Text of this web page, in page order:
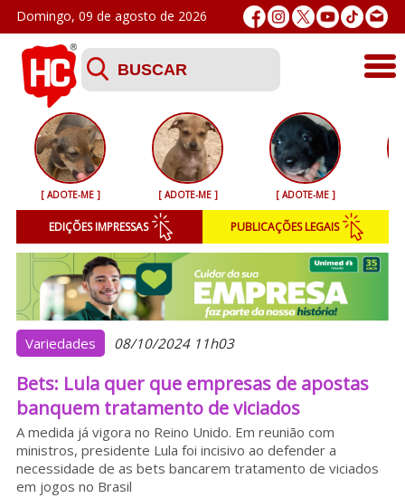
Domingo, 09 de agosto de 2026
Últimas
Esporte
Segurança
Geral
Variedades
Colunistas
Podcasts
Sobre o HC
[ ADOTE-ME ] [ ADOTE-ME ] [ ADOTE-ME ]
EDIÇÕES IMPRESSAS PUBLICAÇÕES LEGAIS
Variedades 08/10/2024 11h03
Bets: Lula quer que empresas de apostas
banquem tratamento de viciados
A medida já vigora no Reino Unido. Em reunião com
ministros, presidente Lula foi incisivo ao defender a
necessidade de as bets bancarem tratamento de viciados
em jogos no Brasil